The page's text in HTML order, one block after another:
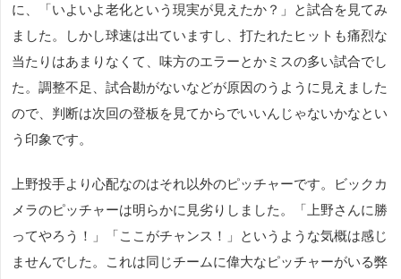
に、「いよいよ老化という現実が見えたか？」と試合を見てみ
ました。しかし球速は出ていますし、打たれたヒットも痛烈な
当たりはあまりなくて、味方のエラーとかミスの多い試合でし
た。調整不足、試合勘がないなどが原因のうように見えました
ので、判断は次回の登板を見てからでいいんじゃないかなとい
う印象です。
上野投手より心配なのはそれ以外のピッチャーです。ビックカ
メラのピッチャーは明らかに見劣りしました。「上野さんに勝
ってやろう！」「ここがチャンス！」というような気概は感じ
ませんでした。これは同じチームに偉大なピッチャーがいる弊